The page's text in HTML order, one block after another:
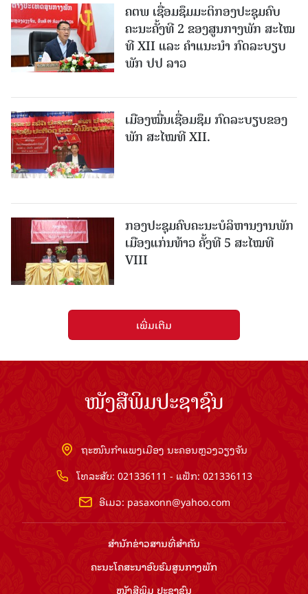
ຄຕພ ເຊື່ອມຊຶມມະຕິກອງປະຊຸມຄົບ
ຄະນະຄັ້ງທີ 2 ຂອງສູນກາງພັກ ສະໄໝ
ທີ XII ແລະ ຄໍາແນະນໍາ ກົດລະບຽບ
ພັກ ປປ ລາວ
ເມືອງ​ໝື່ນເຊື່ອມຊຶມ ກົດລະບຽບຂອງ
ພັກ ສະໄໝທີ XII.
ກອງປະຊຸມຄົບຄະນະບໍລິຫານງານພັກ
ເມືອງແກ່ນ​ທ້າວ ຄັ້ງທີ 5 ສະໄໝທີ
VIII
ເພີ່ມເຕີມ
ໜັງສືພິມປະຊາຊົນ
ຖະໜົນກຳແພງເມືອງ ນະຄອນຫຼວງວຽງຈັນ
ໂທລະສັບ: 021336111 - ແຟັກ: 021336113
ອີເມວ: pasaxonn@yahoo.com
ສຳ​ນັກ​ຂ່າວ​ສານ​ທີ່​ສຳ​ຄັນ​
ຄະນະໂຄສະນາອົບຮົມ​ສູນ​ກາງ​ພັກ
ໜັງສືພິມ ປະ​ຊາ​ຊົນ